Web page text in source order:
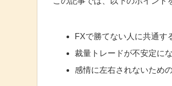
FXで勝てない人に共通す
裁量トレードが不安定に
感情に左右されないため